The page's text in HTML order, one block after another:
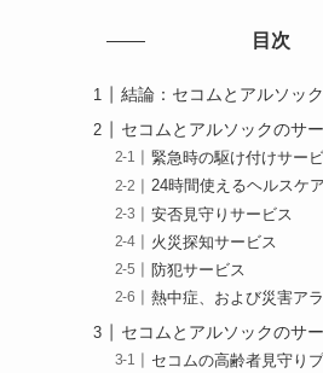
目次
結論：セコムとアルソッ
セコムとアルソックのサ
緊急時の駆け付けサー
24時間使えるヘルスケ
安否見守りサービス
火災探知サービス
防犯サービス
熱中症、および災害ア
セコムとアルソックのサ
セコムの高齢者見守り